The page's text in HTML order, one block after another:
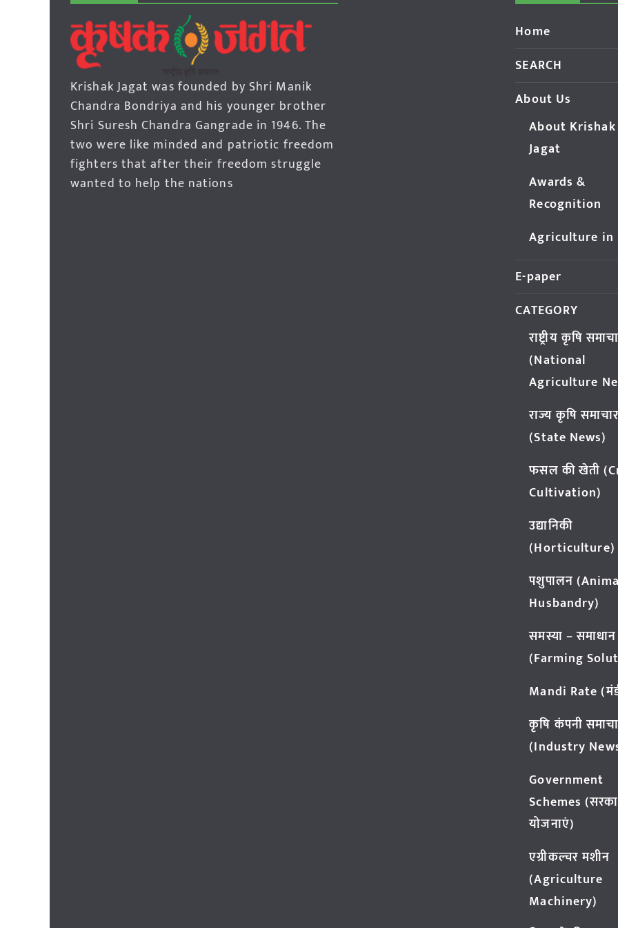
Krishak Jagat was founded by Shri Manik
Chandra Bondriya and his younger brother
Shri Suresh Chandra Gangrade in 1946. The
two were like minded and patriotic freedom
fighters that after their freedom struggle
wanted to help the nations
Home
SEARCH
About Us
About Krishak
Jagat
Awards &
Recognition
Agriculture in
E-paper
CATEGORY
राष्ट्रीय कृषि
(National
Agriculture
राज्य कृषि समाचार
(State News)
फसल की खेती
Cultivation)
उद्यानिकी
(Horticulture)
पशुपालन
Husbandry)
समस्या – समाधान
(Farming
Mandi Rate
कृषि कंपनी
(Industry
Government
Schemes
योजनाएं)
एग्रीकल्चर मशीन
(Agriculture
Machinery)